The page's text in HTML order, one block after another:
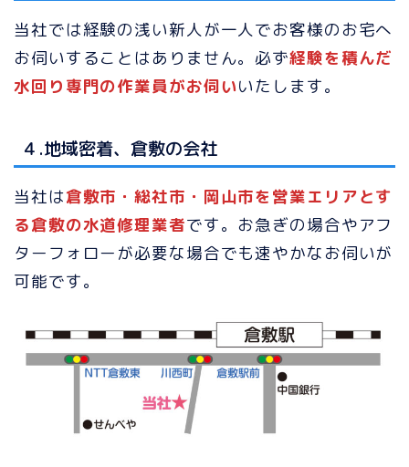
当社では経験の浅い新人が一人でお客様のお宅へ
お伺いすることはありません。必ず経験を積んだ
水回り専門の作業員がお伺いいたします。
４.地域密着、倉敷の会社
当社は倉敷市・総社市・岡山市を営業エリアとす
る倉敷の水道修理業者です。お急ぎの場合やアフ
ターフォローが必要な場合でも速やかなお伺いが
可能です。